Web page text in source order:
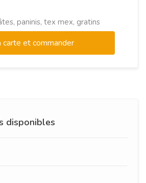
paninis, tex mex, gratins
carte et commander
disponibles